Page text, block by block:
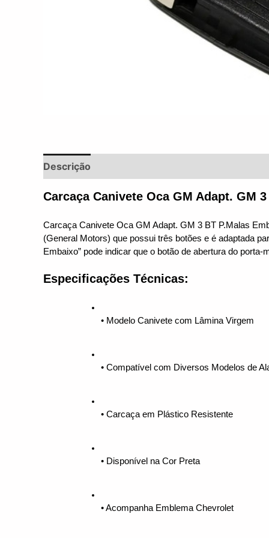
Descrição
Carcaça Canivete Oca GM Adapt. GM
Carcaça Canivete Oca GM Adapt. GM 3 BT P.Malas
(General Motors) que possui três botões e é adaptada
Embaixo” pode indicar que o botão de abertura do
Especificações Técnicas:
• Modelo Canivete com Lâmina Virgem
• Compatível com Diversos Modelos de
• Carcaça em Plástico Resistente
• Disponível na Cor Preta
• Acompanha Emblema Chevrolet